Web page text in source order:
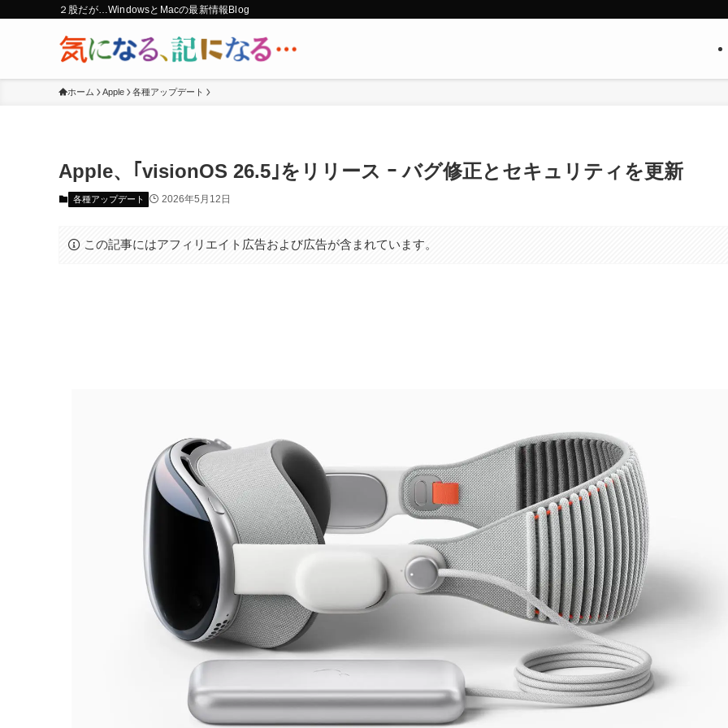
２股だが…WindowsとMacの最新情報Blog
ホーム Apple 各種アップデート
Apple、｢visionOS 26.5｣をリリース ｰ バグ修正とセキュリティを更新
各種アップデート 2026年5月12日
この記事にはアフィリエイト広告および広告が含まれています。